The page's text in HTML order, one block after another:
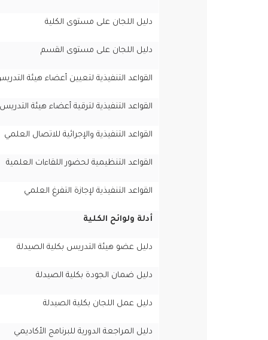
دليل اللجان على مستوى الكلية
دليل اللجان على مستوى القسم
القواعد التنفيذية لتعيين أعضاء هيئة
القواعد التنفيذية لترقية أعضاء هيئة التدريس
القواعد التنفيذية والإجرائية للاتصال العلمي
القواعد التنظيمية لحضور اللقاءات العلمية
القواعد التنفيذية لإجازة التفرغ العلمي
أدلة ولوائح الكلية
دليل عضو هيئة التدريس بكلية الصيدلة
دليل ضمان الجودة بكلية الصيدلة
دليل عمل اللجان بكلية الصيدلة
دليل المراجعة الدورية للبرنامج الأكاديمي